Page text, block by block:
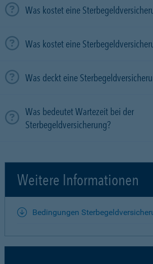
Was kostet eine
Was kostet eine
Was deckt eine
Was bedeutet Wartezeit bei der
Sterbegeldversicherung?
Weitere Informationen
Bedingungen